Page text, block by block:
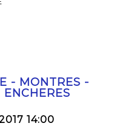
- MONTRES -
14:00